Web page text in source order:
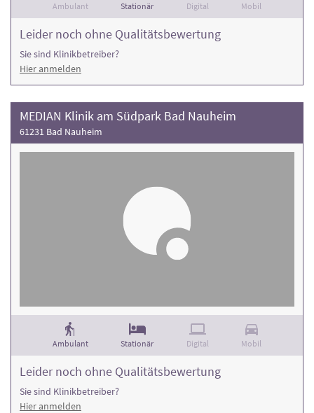
Ambulant Stationär Digital Mobil
Leider noch ohne Qualitätsbewertung
Sie sind Klinikbetreiber?
Hier anmelden
MEDIAN Klinik am Südpark Bad Nauheim
61231 Bad Nauheim
Ambulant Stationär Digital Mobil
Leider noch ohne Qualitätsbewertung
Sie sind Klinikbetreiber?
Hier anmelden